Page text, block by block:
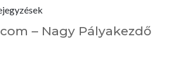
– Nagy Pályakezdő